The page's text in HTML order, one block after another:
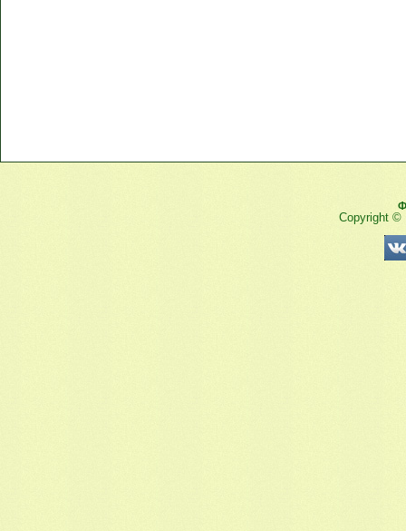
Copyright ©